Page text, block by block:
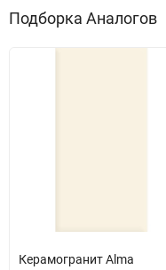
Подборка Аналогов
Керамогранит Alma